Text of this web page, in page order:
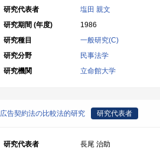
研究代表者
塩田 親文
研究期間 (年度)
1986
研究種目
一般研究(C)
研究分野
民事法学
研究機関
立命館大学
広告契約法の比較法的研究 研究代表者
研究代表者
長尾 治助